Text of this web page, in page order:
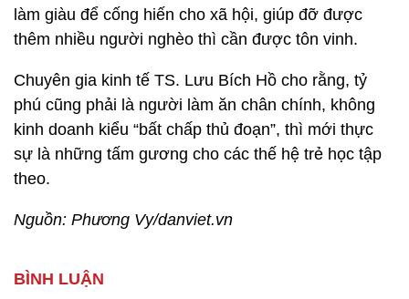
làm giàu để cống hiến cho xã hội, giúp đỡ được
thêm nhiều người nghèo thì cần được tôn vinh.
Chuyên gia kinh tế TS. Lưu Bích Hồ cho rằng, tỷ
phú cũng phải là người làm ăn chân chính, không
kinh doanh kiểu “bất chấp thủ đoạn”, thì mới thực
sự là những tấm gương cho các thế hệ trẻ học tập
theo.
Nguồn: Phương Vy/danviet.vn